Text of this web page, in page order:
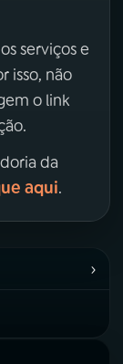
serviços e
isso, não
o link
da
aqui.
›